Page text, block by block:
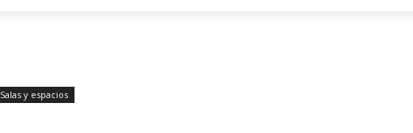
Salas y espacios